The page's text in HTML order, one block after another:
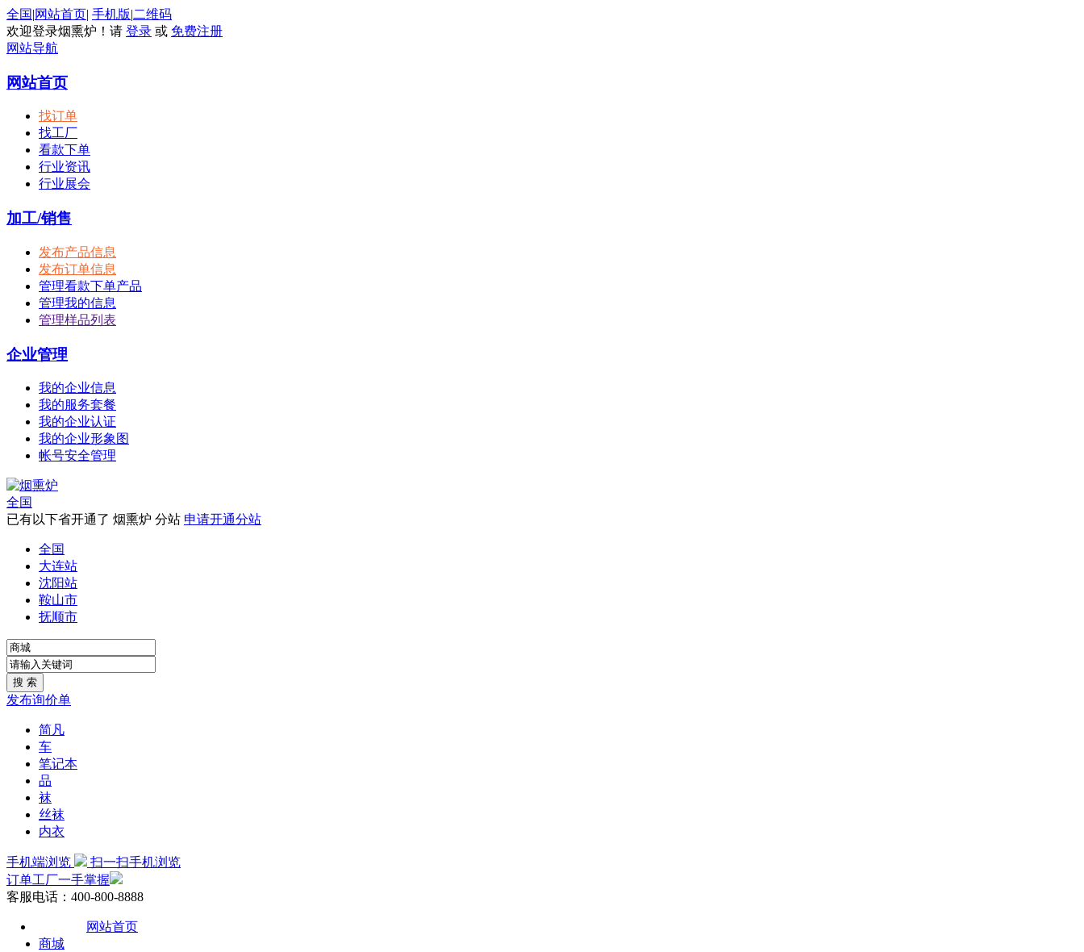
全国|网站首页| 手机版|二维码
欢迎登录烟熏炉！请 登录 或 免费注册
网站导航
网站首页
找订单
找工厂
看款下单
行业资讯
行业展会
加工/销售
发布产品信息
发布订单信息
管理看款下单产品
管理我的信息
管理样品列表
企业管理
我的企业信息
我的服务套餐
我的企业认证
我的企业形象图
帐号安全管理
全国
已有以下省开通了 烟熏炉 分站 申请开通分站
全国
大连站
沈阳站
鞍山市
抚顺市
发布询价单
简凡
车
笔记本
品
袜
丝袜
内衣
手机端浏览
扫一扫手机浏览
订单工厂一手掌握
客服电话：400-800-8888
网站首页
商城